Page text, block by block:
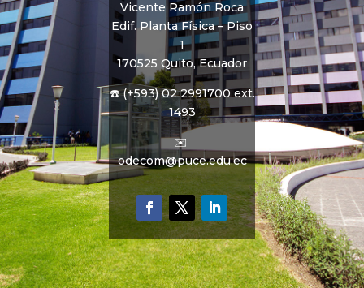
Vicente Ramón Roca
Edif. Planta Física – Piso
1
170525 Quito, Ecuador
☎️ (+593) 02 2991700 ext.
1493
✉️
odecom@puce.edu.ec